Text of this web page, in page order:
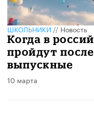
ШКОЛЬНИКИ//Новость
Когда в
пройдут
выпускные
10 марта